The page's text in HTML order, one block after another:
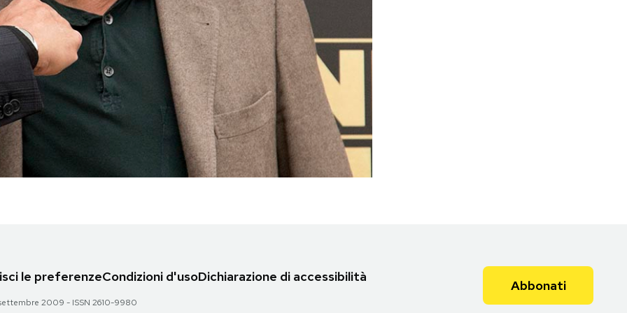
le preferenzeCondizioni d'usoDichiarazione di accessibilità
2009 - ISSN 2610-9980
Abbonati